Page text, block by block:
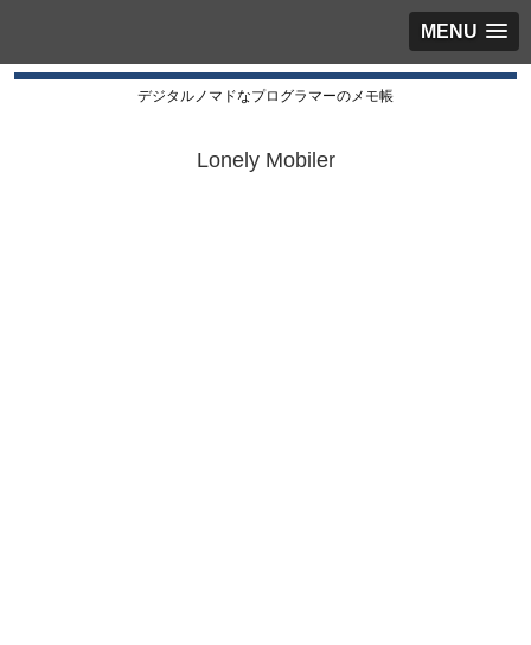
MENU
デジタルノマドなプログラマーのメモ帳
Lonely Mobiler